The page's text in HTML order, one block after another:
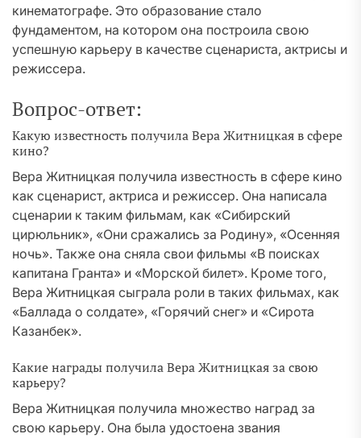
кинематографе. Это образование стало
фундаментом, на котором она построила свою
успешную карьеру в качестве сценариста, актрисы и
режиссера.
Вопрос-ответ:
Какую известность получила Вера Житницкая в сфере
кино?
Вера Житницкая получила известность в сфере кино
как сценарист, актриса и режиссер. Она написала
сценарии к таким фильмам, как «Сибирский
цирюльник», «Они сражались за Родину», «Осенняя
ночь». Также она сняла свои фильмы «В поисках
капитана Гранта» и «Морской билет». Кроме того,
Вера Житницкая сыграла роли в таких фильмах, как
«Баллада о солдате», «Горячий снег» и «Сирота
Казанбек».
Какие награды получила Вера Житницкая за свою
карьеру?
Вера Житницкая получила множество наград за
свою карьеру. Она была удостоена звания